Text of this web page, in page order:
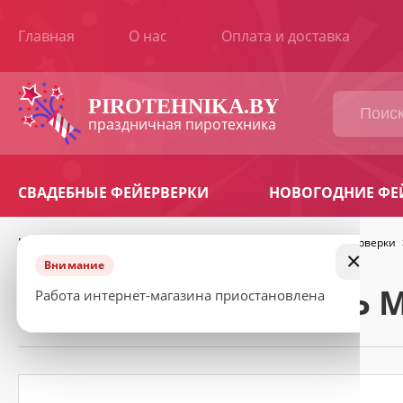
×
Внимание
Работа интернет-магазина приостановлена
Главная О нас Оплата и доставка
PIROTEHNIKA.BY
праздничная пиротехника
СВАДЕБНЫЕ ФЕЙЕРВЕРКИ НОВОГОДНИЕ
Главная Элитные фейерверки
САЛЮТ ПОВЕЛИТЕЛЬ
ВАШ
товара
сумма: BYNпокупки
КОНТАКТНАЯ
имя
*